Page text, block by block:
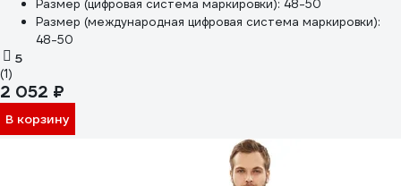
Размер (цифровая система маркировки): 48-50
Размер (международная цифровая система маркировки):
48-50
5
(1)
2 052 ₽
В корзину